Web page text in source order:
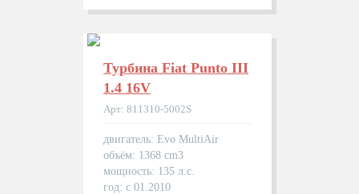
Турбина Fiat Puntо III
1.4 16V
Арт: 811310-5002S
двигатель: Evo MultiAir
объём: 1368 cm3
мощность: 135 л.с.
год: с 01.2010